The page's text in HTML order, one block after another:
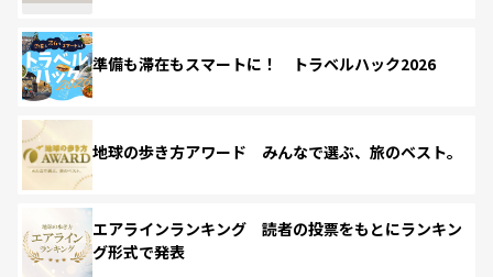
準備も滞在もスマートに！ トラベルハック2026
地球の歩き方アワード みんなで選ぶ、旅のベスト。
エアラインランキング 読者の投票をもとにランキン
グ形式で発表